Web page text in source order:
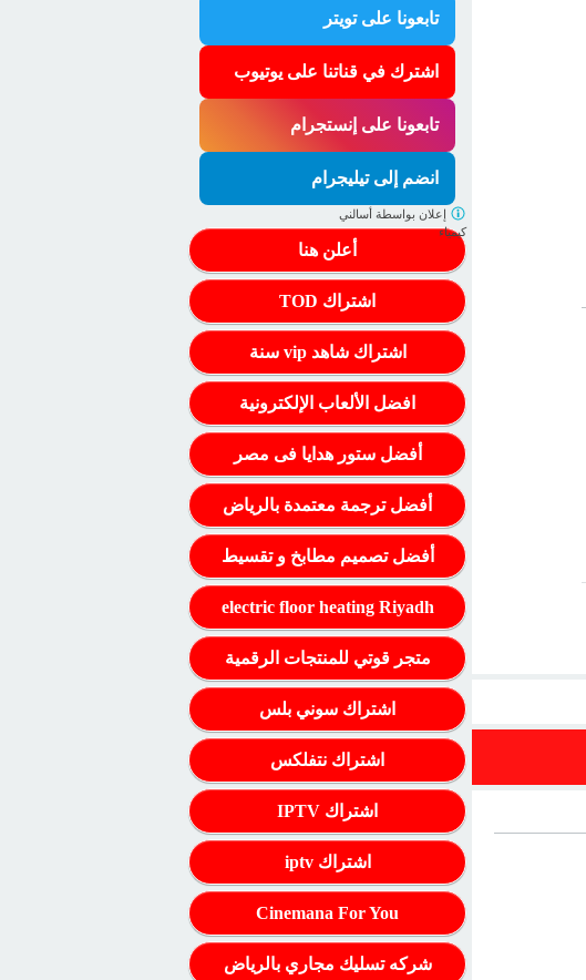
تابعونا على تويتر
اشترك في قناتنا على يوتيوب
تابعونا على إنستجرام
انضم إلى تيليجرام
أعلن هنا
اشتراك TOD
اشتراك شاهد vip سنة
افضل الألعاب الإلكترونية
أفضل ستور هدايا فى مصر
أفضل ترجمة معتمدة بالرياض
أفضل تصميم مطابخ و تقسيط
electric floor heating Riyadh
متجر قوتي للمنتجات الرقمية
اشتراك سوني بلس
اشتراك نتفلكس
اشتراك IPTV
اشتراك iptv
Cinemana For You
شركه تسليك مجاري بالرياض
إعلان بواسطة أسالني
كيمياء